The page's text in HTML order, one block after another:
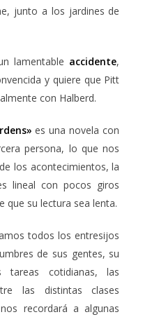
junto a los jardines de
lamentable accidente,
y quiere que Pitt
con Halberd.
es una novela con
persona, lo que nos
los acontecimientos, la
lineal con pocos giros
que su lectura sea lenta.
todos los entresijos
de sus gentes, su
cotidianas, las
las distintas clases
recordará a algunas